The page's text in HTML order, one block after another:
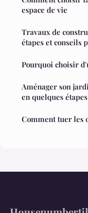
espace de vie
Travaux de
étapes et conseils
Pourquoi choisir
Aménager son
en quelques
Comment tuer les